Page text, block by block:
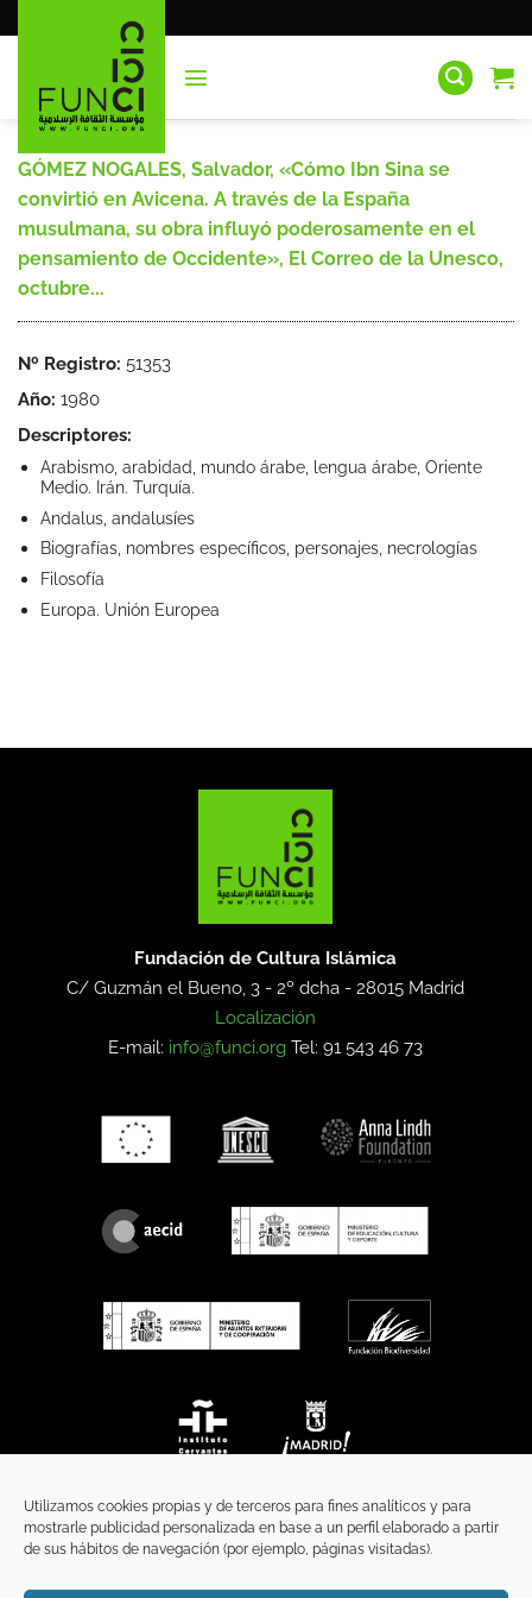
Utilizamos cookies propias y de terceros para fines analíticos y para
mostrarle publicidad personalizada en base a un perfil elaborado a partir
de sus hábitos de navegación (por ejemplo, páginas visitadas).
al
GÓMEZ NOGALES, Salvador, «Cómo Ibn Sina se
convirtió en Avicena. A través de la España
musulmana, su obra influyó poderosamente en el
pensamiento de Occidente», El Correo de la Unesco,
octubre...
Nº Registro: 51353
Año: 1980
Descriptores:
Arabismo, arabidad, mundo árabe, lengua árabe, Oriente
Medio. Irán. Turquía.
Andalus, andalusíes
Biografías, nombres específicos, personajes, necrologías
Filosofía
Europa. Unión Europea
Fundación de Cultura Islámica
C/ Guzmán el Bueno, 3 - 2º dcha -28015 Madrid
Localización
E-mail: info@funci.org Tel: 91 543 46 73